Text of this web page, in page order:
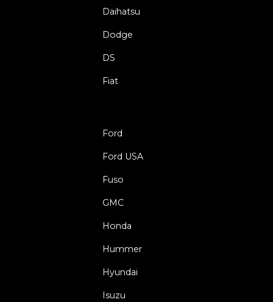
Daihatsu
Dodge
DS
Fiat
Ford
Ford USA
Fuso
GMC
Honda
Hummer
Hyundai
Isuzu